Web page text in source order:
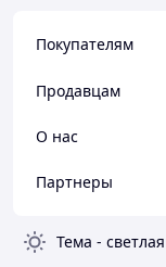
Покупателям
Продавцам
О нас
Партнеры
Тема - светлая